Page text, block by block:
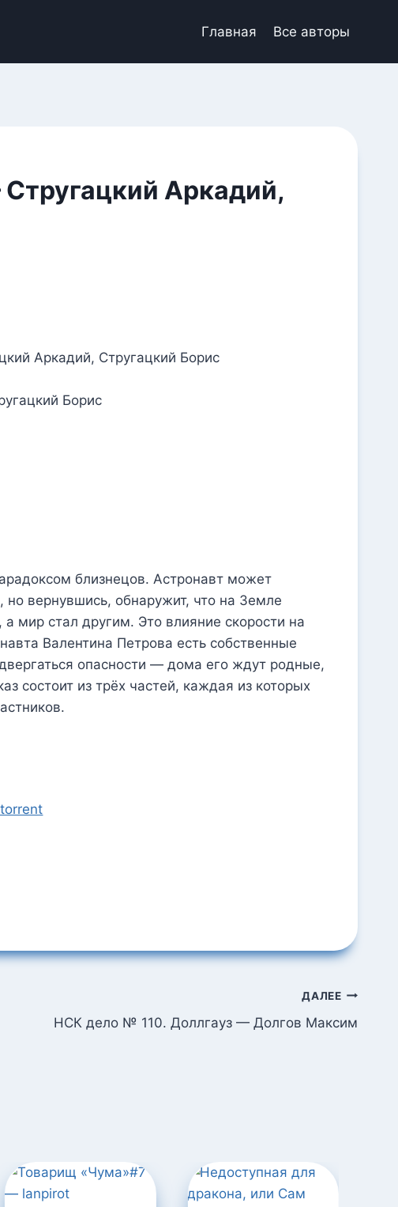
Главная Все авторы
Аркадий,
Борис
близнецов. Астронавт может
но вернувшись, обнаружит, что на Земле
мир стал другим. Это влияние скорости на
Валентина Петрова есть собственные
опасности — дома его ждут родные,
состоит из трёх частей, каждая из которых
ДАЛЕЕ
НСК дело № 110. Доллгауз — Долгов Максим